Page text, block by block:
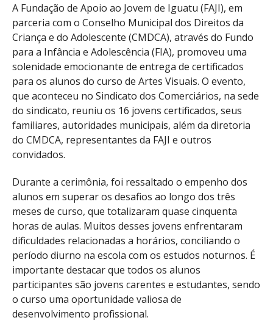
A Fundação de Apoio ao Jovem de Iguatu (FAJI), em
parceria com o Conselho Municipal dos Direitos da
Criança e do Adolescente (CMDCA), através do Fundo
para a Infância e Adolescência (FIA), promoveu uma
solenidade emocionante de entrega de certificados
para os alunos do curso de Artes Visuais. O evento,
que aconteceu no Sindicato dos Comerciários, na sede
do sindicato, reuniu os 16 jovens certificados, seus
familiares, autoridades municipais, além da diretoria
do CMDCA, representantes da FAJI e outros
convidados.
Durante a cerimônia, foi ressaltado o empenho dos
alunos em superar os desafios ao longo dos três
meses de curso, que totalizaram quase cinquenta
horas de aulas. Muitos desses jovens enfrentaram
dificuldades relacionadas a horários, conciliando o
período diurno na escola com os estudos noturnos. É
importante destacar que todos os alunos
participantes são jovens carentes e estudantes, sendo
o curso uma oportunidade valiosa de
desenvolvimento profissional.